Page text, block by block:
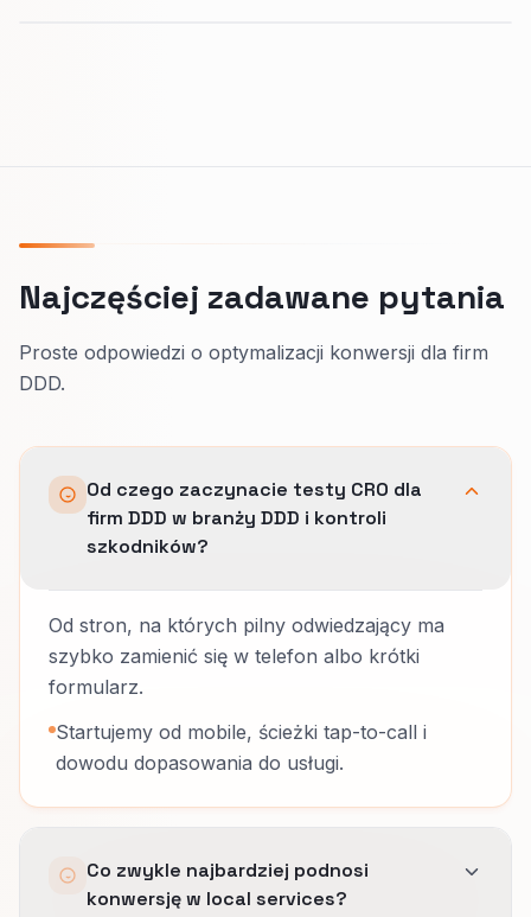
Najczęściej zadawane pytania
Proste odpowiedzi o optymalizacji konwersji dla firm
DDD.
Od czego zaczynacie testy CRO dla
firm DDD w branży DDD i kontroli
szkodników?
Od stron, na których pilny odwiedzający ma
szybko zamienić się w telefon albo krótki
formularz.
Startujemy od mobile, ścieżki tap-to-call i
dowodu dopasowania do usługi.
Co zwykle najbardziej podnosi
konwersję w local services?